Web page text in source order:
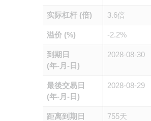
实际杠杆 (倍) 3.6倍
溢价 (%) -2.2%
到期日
(年-月-日)
2028-08-30
最後交易日
(年-月-日)
2028-08-29
距离到期日 755天